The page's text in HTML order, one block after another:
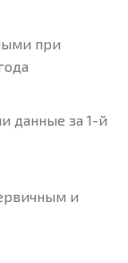
при
данные за 1-й
и